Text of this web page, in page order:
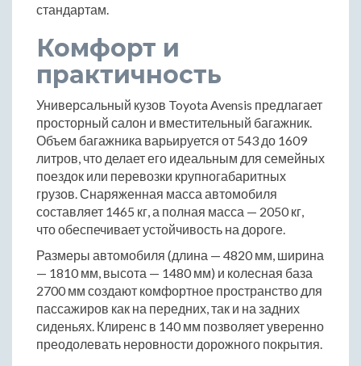
стандартам.
Комфорт и
практичность
Универсальный кузов Toyota Avensis предлагает
просторный салон и вместительный багажник.
Объем багажника варьируется от 543 до 1609
литров, что делает его идеальным для семейных
поездок или перевозки крупногабаритных
грузов. Снаряженная масса автомобиля
составляет 1465 кг, а полная масса — 2050 кг,
что обеспечивает устойчивость на дороге.
Размеры автомобиля (длина — 4820 мм, ширина
— 1810 мм, высота — 1480 мм) и колесная база
2700 мм создают комфортное пространство для
пассажиров как на передних, так и на задних
сиденьях. Клиренс в 140 мм позволяет уверенно
преодолевать неровности дорожного покрытия.